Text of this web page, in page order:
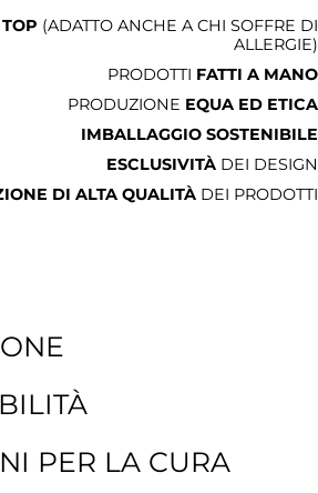
(ADATTO ANCHE A CHI SOFFRE DI
ALLERGIE)
PRODOTTI FATTI A MANO
PRODUZIONE EQUA ED ETICA
IMBALLAGGIO SOSTENIBILE
ESCLUSIVITÀ DEI DESIGN
DI ALTA QUALITÀ DEI PRODOTTI
PER LA CURA